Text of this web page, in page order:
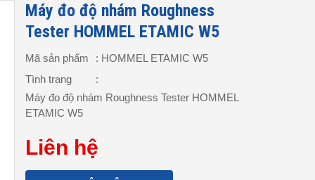
Máy đo độ nhám Roughness
Tester HOMMEL ETAMIC W5
Mã sản phẩm
: HOMMEL ETAMIC W5
Tình trạng
:
Máy đo độ nhám Roughness Tester HOMMEL
ETAMIC W5
Liên hệ